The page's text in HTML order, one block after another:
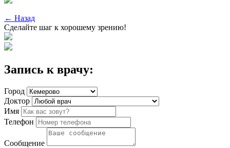
← Назад
Сделайте шаг к хорошему зрению!
Запись к врачу:
Город
Доктор
Имя
Телефон
Сообщение